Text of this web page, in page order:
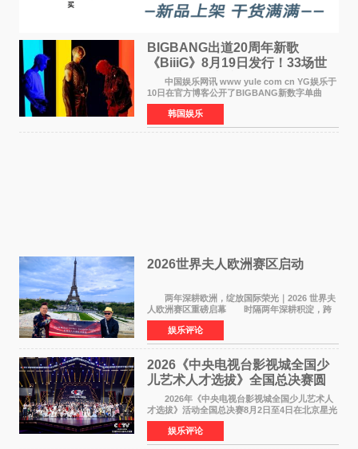
BIGBANG出道20周年新歌
《BiiiG》8月19日发行！33场世
界巡演同步启航
中国娱乐网讯 www yule com cn YG娱乐于
10日在官方博客公开了BIGBANG新数字单曲
《BiiiG》的海报，宣布新歌将于8月19日——组
合出道20周年纪念日正式发行。歌名取自意为"巨
大""宏大"的"BIG"
韩国娱乐
2026世界夫人欧洲赛区启动
两年深耕欧洲，绽放国际荣光｜2026 世界夫
人欧洲赛区重磅启幕 时隔两年深耕积淀，跨
越多国文化游学！伴随着国际影响力持续攀升，
2026 世界夫人欧洲赛区正式全面启动。本次赛区
落地，是世
娱乐评论
2026《中央电视台影视城全国少
儿艺术人才选拔》全国总决赛圆
满落幕
2026年《中央电视台影视城全国少儿艺术人
才选拔》活动全国总决赛8月2日至4日在北京星光
影视园成功举办！ 活动于8月2日迎来全国总
决赛的盛大开幕。一年一度的该项活动依然延续
着经典的四大板
娱乐评论